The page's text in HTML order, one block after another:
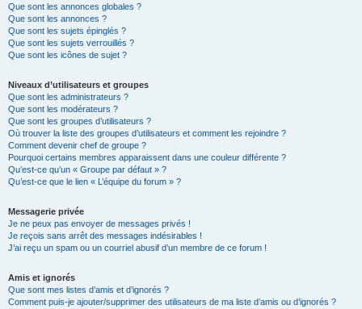
Que sont les annonces globales ?
Que sont les annonces ?
Que sont les sujets épinglés ?
Que sont les sujets verrouillés ?
Que sont les icônes de sujet ?
Niveaux d’utilisateurs et groupes
Que sont les administrateurs ?
Que sont les modérateurs ?
Que sont les groupes d’utilisateurs ?
Où trouver la liste des groupes d’utilisateurs et comment les rejoindre ?
Comment devenir chef de groupe ?
Pourquoi certains membres apparaissent dans une couleur différente ?
Qu’est-ce qu’un « Groupe par défaut » ?
Qu’est-ce que le lien « L’équipe du forum » ?
Messagerie privée
Je ne peux pas envoyer de messages privés !
Je reçois sans arrêt des messages indésirables !
J’ai reçu un spam ou un courriel abusif d’un membre de ce forum !
Amis et ignorés
Que sont mes listes d’amis et d’ignorés ?
Comment puis-je ajouter/supprimer des utilisateurs de ma liste d’amis ou d’ignorés ?